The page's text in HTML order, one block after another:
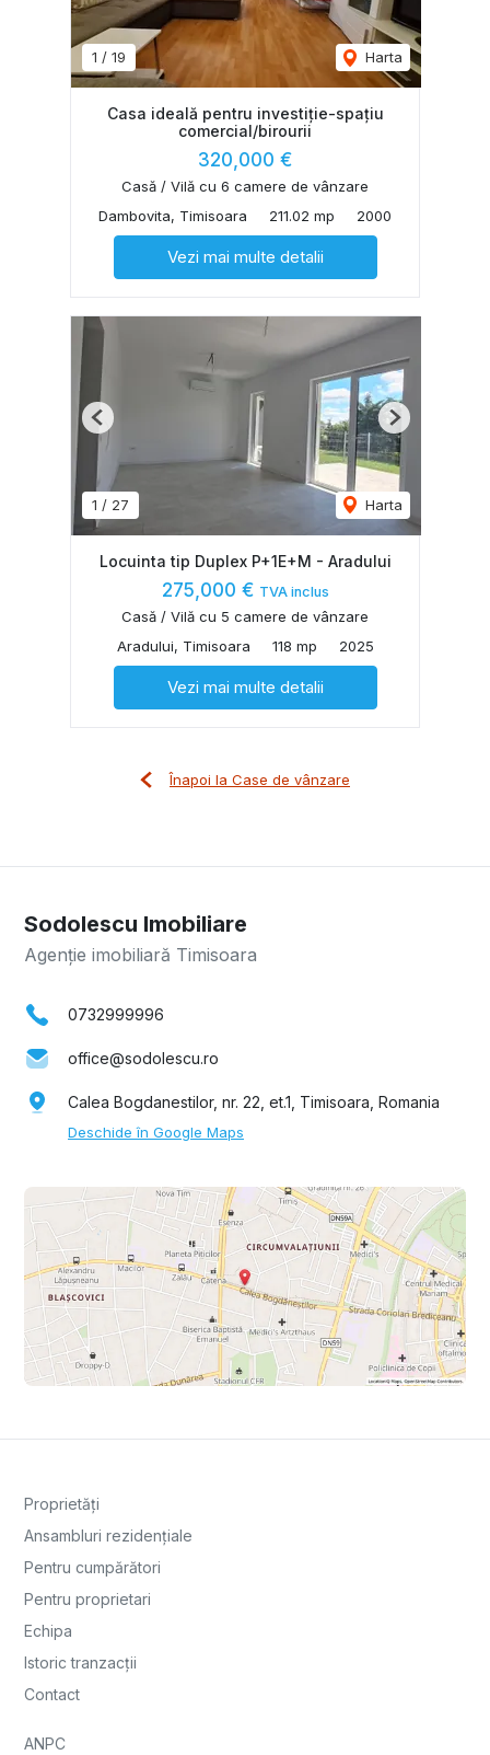
1 / 19 Harta
Casa ideală pentru investiție-spațiu
comercial/birourii
320,000 €
Casă / Vilă cu 6 camere de vânzare
Dambovita, Timisoara
211.02 mp 2000
Vezi mai multe detalii
1 / 27 Harta
Previous Next
Locuinta tip Duplex P+1E+M - Aradului
275,000 € TVA inclus
Casă / Vilă cu 5 camere de vânzare
Aradului, Timisoara
118 mp 2025
Vezi mai multe detalii
Înapoi la Case de vânzare
Sodolescu Imobiliare
Agenție imobiliară Timisoara
0732999996
office@sodolescu.ro
Calea Bogdanestilor, nr. 22, et.1, Timisoara, Romania
Deschide în Google Maps
Proprietăți
Ansambluri rezidențiale
Pentru cumpărători
Pentru proprietari
Echipa
Istoric tranzacții
Contact
ANPC